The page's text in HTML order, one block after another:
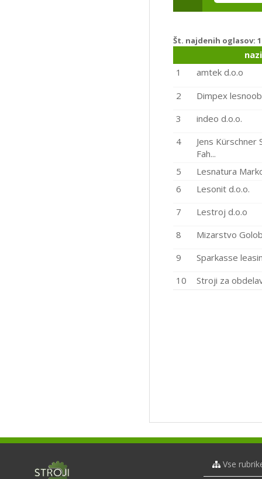
Št. najdenih oglasov:
1
amtek d.o.o
2
Dimpex
3
indeo d.o.o.
4
Jens Kürschner
Fah...
5
Lesnatura
6
Lesonit d.o.o.
7
Lestroj d.o.o
8
Mizarstvo
9
Sparkasse
10
Stroji za
Vse